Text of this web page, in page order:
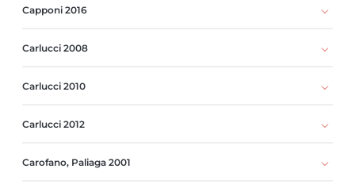
Capponi 2016
Carlucci 2008
Carlucci 2010
Carlucci 2012
Carofano, Paliaga 2001